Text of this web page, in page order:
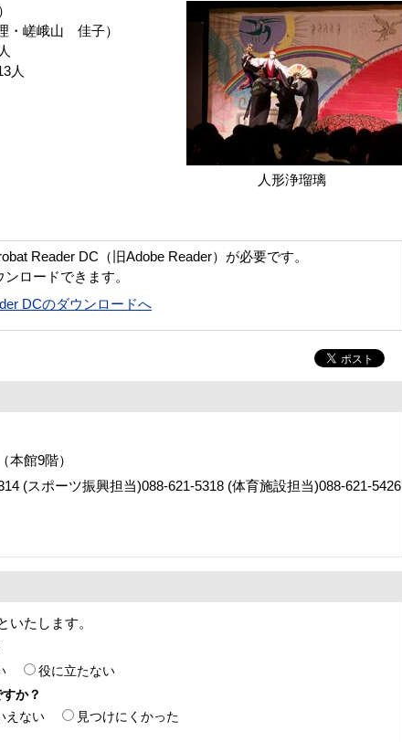
人形浄瑠璃
嵯峨山 佳子）
人
Reader DC（旧Adobe Reader）が必要です。
ロードできます。
DCのダウンロードへ
館9階）
(スポーツ振興担当)088-621-5318 (体育施設担当)088-621-5426
いたします。
役に立たない
か？
えない 見つけにくかった